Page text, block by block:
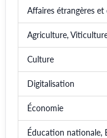
Affaires étrangères et
Agriculture,
Culture
Digitalisation
Économie
Éducation nationale,